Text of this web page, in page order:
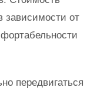
зависимости от
передвигаться